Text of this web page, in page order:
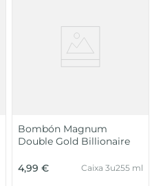
Bombón Magnum
Double Gold Billionaire
4,99 € Caixa 3u255 ml